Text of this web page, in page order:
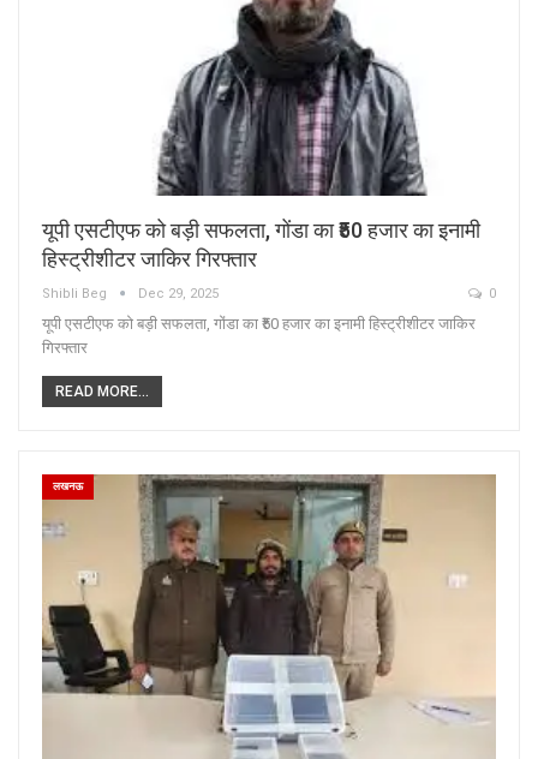
यूपी एसटीएफ को बड़ी सफलता, गोंडा का ₹50 हजार का इनामी
हिस्ट्रीशीटर जाकिर गिरफ्तार
Shibli Beg Dec 29, 2025 0
यूपी एसटीएफ को बड़ी सफलता, गोंडा का ₹50 हजार का इनामी हिस्ट्रीशीटर जाकिर
गिरफ्तार
READ MORE...
लखनऊ